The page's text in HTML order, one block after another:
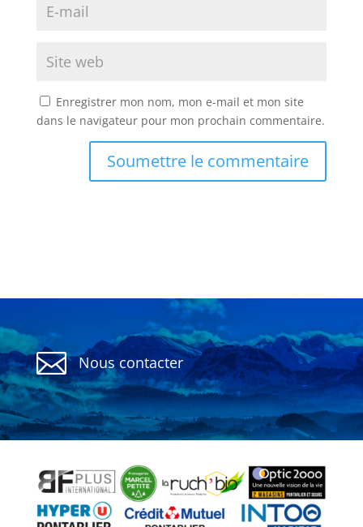
Enregistrer mon nom, mon e-mail et mon site
dans le navigateur pour mon prochain commentaire.
Soumettre le commentaire
 Nous contacter